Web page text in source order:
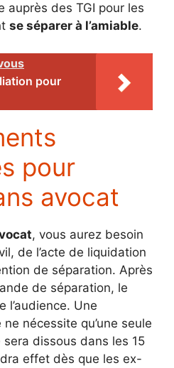
auprès des TGI pour les
se séparer à l’amiable.
pour
pour
avocat
, vous aurez besoin
de l’acte de liquidation
de séparation. Après
de séparation, le
l’audience. Une
nécessite qu’une seule
dissous dans les 15
effet dès que les ex-